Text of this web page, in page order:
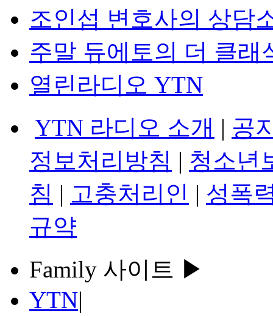
조인섭 변호사의 상담
주말 듀에토의 더 클래
열린라디오 YTN
YTN 라디오 소개 | 공
정보처리방침 | 청소년
침 | 고충처리인 | 성폭
규약
Family 사이트 ▶
YTN|